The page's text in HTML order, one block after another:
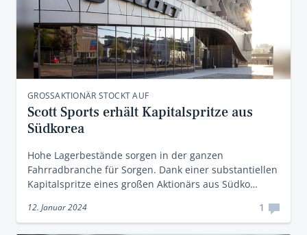
GROSSAKTIONÄR STOCKT AUF
Scott Sports erhält Kapitalspritze aus
Südkorea
Hohe Lagerbestände sorgen in der ganzen
Fahrradbranche für Sorgen. Dank einer substantiellen
Kapitalspritze eines großen Aktionärs aus Südko…
12. Januar 2024 1